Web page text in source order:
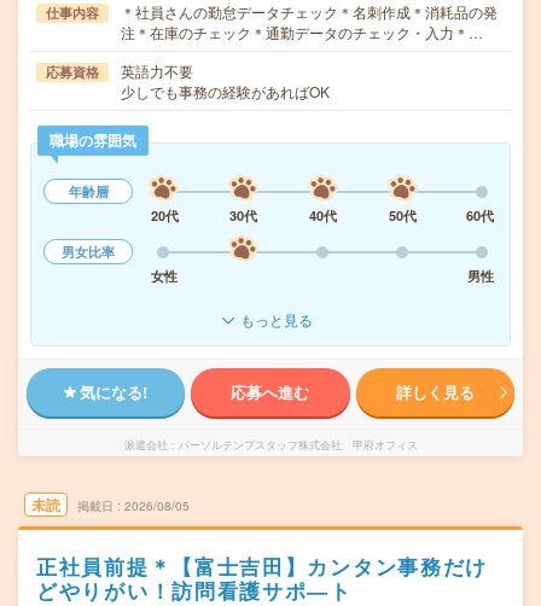
仕事内容
＊社員さんの勤怠データチェック＊名刺作成＊消耗品の発
注＊在庫のチェック＊通勤データのチェック・入力＊…
応募資格
英語力不要
少しでも事務の経験があればOK
職場の雰囲気
年齢層
20代
30代 40代 50代
60代
男女比率
女性
男性
もっと見る
気になる! 応募へ進む 詳しく見る
派遣会社 パーソルテンプスタッフ株式会社 甲府オフィス
未読 掲載日 2026/08/05
正社員前提＊【富士吉田】カンタン事務だけ
どやりがい！訪問看護サポ―ト